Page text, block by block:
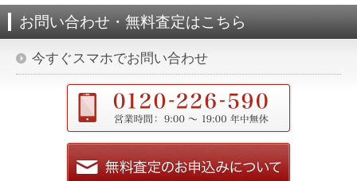
お問い合わせ・無料査定はこちら
今すぐスマホでお問い合わせ